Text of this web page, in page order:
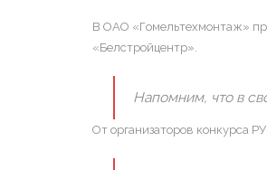
В ОАО «Гомельтехмонтаж»
«Белстройцентр».
Напомним, что в
От организаторов конкурса